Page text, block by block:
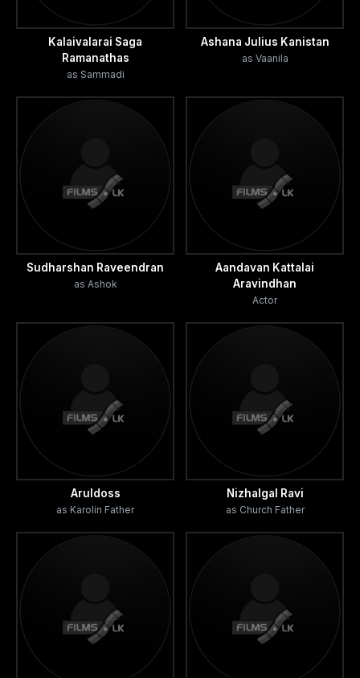
ඇත.
Kalaivalarai Saga
Ramanathas
as Sammadi
Ashana Julius Kanistan
as Vaanila
Sudharshan Raveendran
as Ashok
Aandavan Kattalai
Aravindhan
Actor
Aruldoss
as Karolin Father
Nizhalgal Ravi
as Church Father